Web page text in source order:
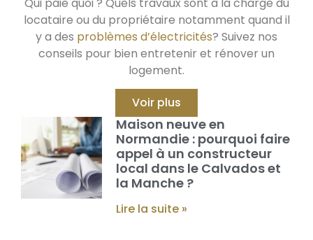
locataire ou du propriétaire notamment quand il
y a des problèmes d’électricités? Suivez nos
conseils pour bien entretenir et rénover un
logement.
Voir plus
Maison neuve en
Normandie : pourquoi faire
appel à un constructeur
local dans le Calvados et
la Manche ?
Lire la suite »